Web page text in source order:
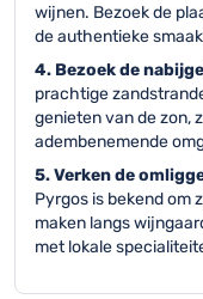
wijnen. Bezoek de
de authentieke
4. Bezoek de
prachtige
genieten van de zon,
adembenemende
5. Verken de
Pyrgos is bekend om
maken langs
met lokale